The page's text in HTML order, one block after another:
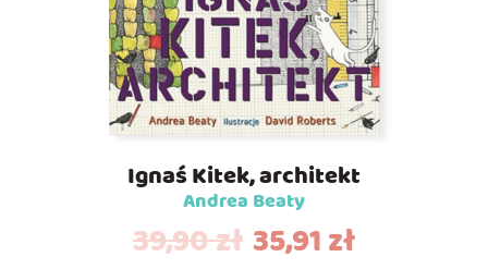
Ignaś Kitek, architekt
Andrea Beaty
39,90zł 35,91zł